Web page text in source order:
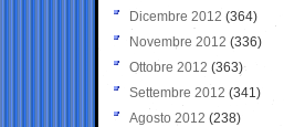
Dicembre 2012 (364)
Novembre 2012 (336)
Ottobre 2012 (363)
Settembre 2012 (341)
Agosto 2012 (238)